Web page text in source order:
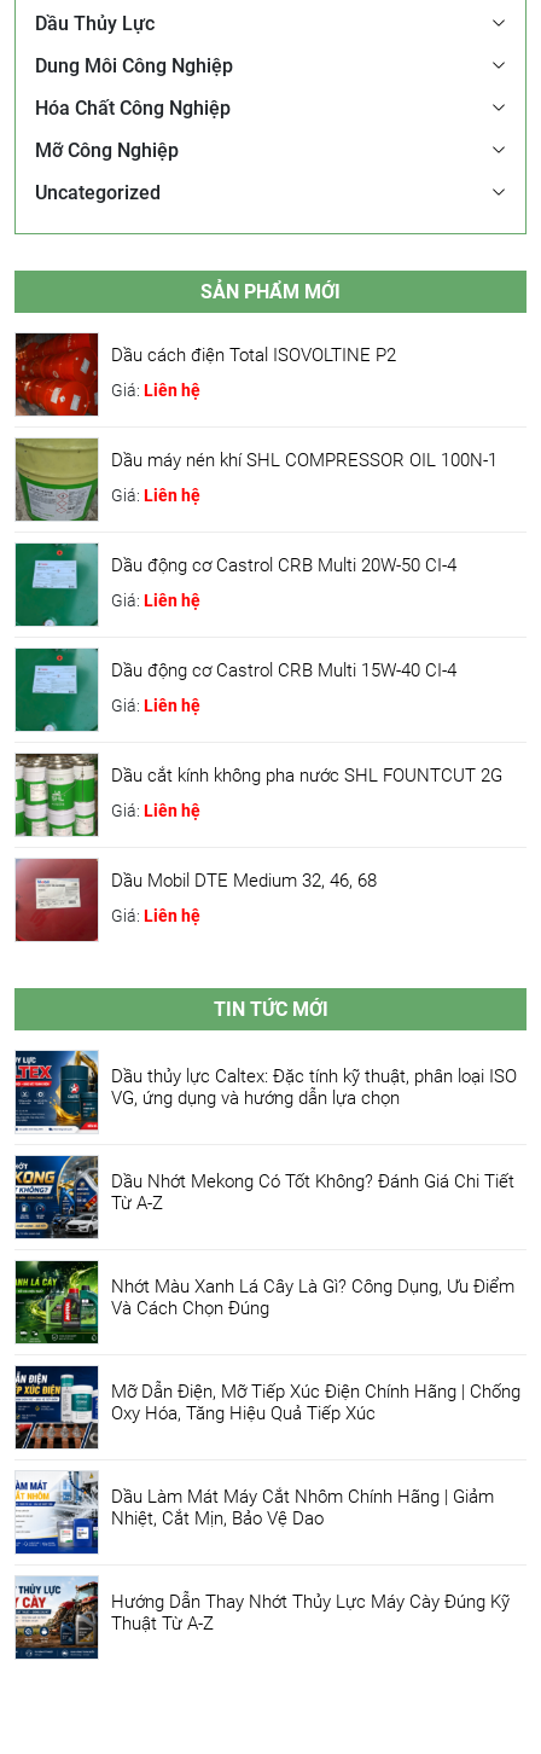
Dầu Thủy Lực
Dung Môi Công Nghiệp
Hóa Chất Công Nghiệp
Mỡ Công Nghiệp
Uncategorized
SẢN PHẨM MỚI
Dầu cách điện Total ISOVOLTINE P2
Giá: Liên hệ
Dầu máy nén khí SHL COMPRESSOR OIL 100N-1
Giá: Liên hệ
Dầu động cơ Castrol CRB Multi 20W-50 CI-4
Giá: Liên hệ
Dầu động cơ Castrol CRB Multi 15W-40 CI-4
Giá: Liên hệ
Dầu cắt kính không pha nước SHL FOUNTCUT 2G
Giá: Liên hệ
Dầu Mobil DTE Medium 32, 46, 68
Giá: Liên hệ
TIN TỨC MỚI
Dầu thủy lực Caltex: Đặc tính kỹ thuật, phân loại ISO
VG, ứng dụng và hướng dẫn lựa chọn
Dầu Nhớt Mekong Có Tốt Không? Đánh Giá Chi Tiết
Từ A-Z
Nhớt Màu Xanh Lá Cây Là Gì? Công Dụng, Ưu Điểm
Và Cách Chọn Đúng
Mỡ Dẫn Điện, Mỡ Tiếp Xúc Điện Chính Hãng | Chống
Oxy Hóa, Tăng Hiệu Quả Tiếp Xúc
Dầu Làm Mát Máy Cắt Nhôm Chính Hãng | Giảm
Nhiệt, Cắt Mịn, Bảo Vệ Dao
Hướng Dẫn Thay Nhớt Thủy Lực Máy Cày Đúng Kỹ
Thuật Từ A-Z